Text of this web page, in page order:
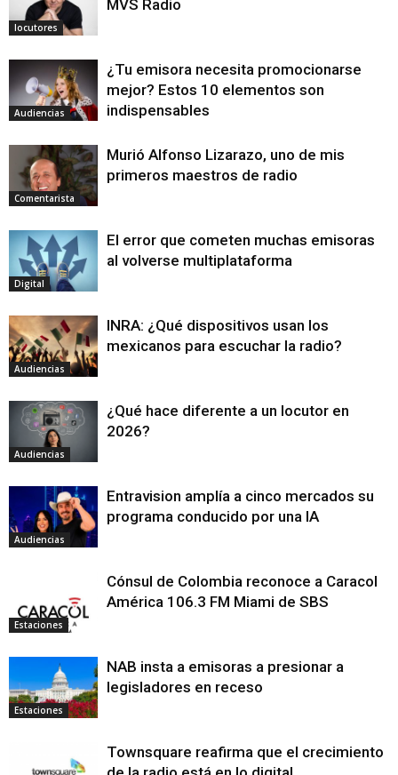
locutores
MVS Radio
Audiencias
¿Tu emisora necesita promocionarse
mejor? Estos 10 elementos son
indispensables
Comentarista
Murió Alfonso Lizarazo, uno de mis
primeros maestros de radio
Digital
El error que cometen muchas emisoras
al volverse multiplataforma
Audiencias
INRA: ¿Qué dispositivos usan los
mexicanos para escuchar la radio?
Audiencias
¿Qué hace diferente a un locutor en
2026?
Audiencias
Entravision amplía a cinco mercados su
programa conducido por una IA
Estaciones
Cónsul de Colombia reconoce a Caracol
América 106.3 FM Miami de SBS
Estaciones
NAB insta a emisoras a presionar a
legisladores en receso
Townsquare reafirma que el crecimiento